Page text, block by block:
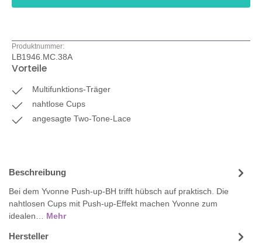
Produktnummer:
LB1946.MC.38A
Vorteile
Multifunktions-Träger
nahtlose Cups
angesagte Two-Tone-Lace
Beschreibung
Bei dem Yvonne Push-up-BH trifft hübsch auf praktisch. Die
nahtlosen Cups mit Push-up-Effekt machen Yvonne zum
idealen… Mehr
Hersteller